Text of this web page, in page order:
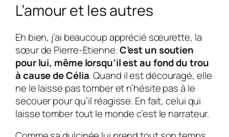
L’amour et les autres
Eh bien, j’ai beaucoup apprécié sœurette, la
sœur de Pierre-Etienne.C’est un soutien
pour lui, même lorsqu’il est au fond du trou
à cause deCélia. Quand il est découragé, elle
ne le laisse pas tomber et n’hésite pas à le
secouer pour qu’il réagisse. En fait, celui qui
laisse tomber tout le monde c’est le narrateur.